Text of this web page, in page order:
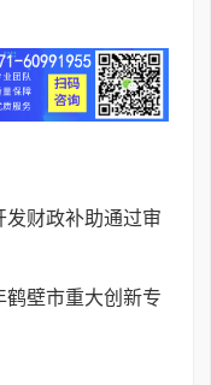
发财政补助通过审
壁市重大创新专